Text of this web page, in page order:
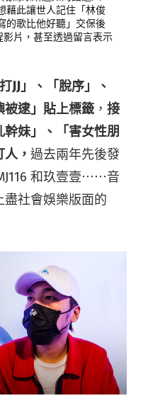
藉此讓世人記住「林俊
的歌比他好聽」交保後
影片，甚至透過留言表示
打JJ」、「脫序」、
被逮」貼上標籤 ， 接
妹」、「害女性朋
， 過去兩年先後發
和玖壹壹⋯⋯音
社會娛樂版面的